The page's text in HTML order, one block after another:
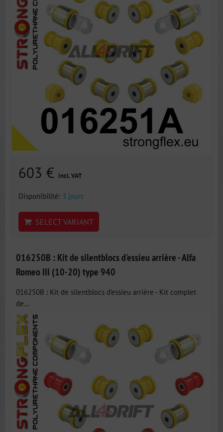
603 € incl. VAT
Disponibilité: 3 jours
SELECT VARIANT
016250B : Kit de silentblocs d'essieu arrière - Alfa
Romeo III (10-20) type 940
016250B : Kit de silentblocs d'essieu arrière - Kit complet
de...